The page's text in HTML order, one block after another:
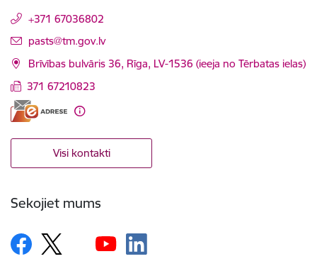
+371 67036802
E-pasts:
pasts@tm.gov.lv
Brīvības bulvāris 36, Rīga, LV-1536 (ieeja no Tērbatas ielas)
371 67210823
Visi kontakti
Sekojiet mums